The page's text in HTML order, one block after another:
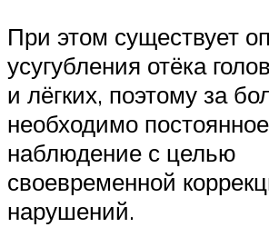
При этом существует
усугубления отёка
и лёгких, поэтому за
необходимо постоянное
наблюдение с целью
своевременной
нарушений.